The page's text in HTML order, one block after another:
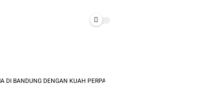
DENGAN KUAH PERPADUAN ORIENTAL DAN PHO VIETNAM